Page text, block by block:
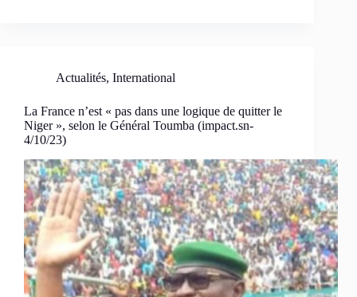
Actualités, International
La France n’est « pas dans une logique de quitter le
Niger », selon le Général Toumba (impact.sn-
4/10/23)